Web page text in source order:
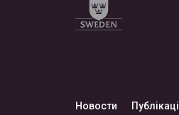
Новости